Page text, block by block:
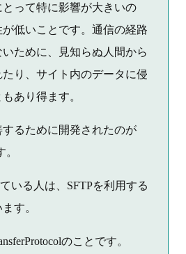
とって特に影響が大きいの
低いことです。通信の経路
ために、見知らぬ人間から
り、サイト内のデータに侵
あり得ます。
るために開発されたのが
いる人は、SFTPを利用する
す。
のことです。